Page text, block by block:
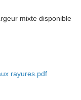
mixte disponible
rayures.pdf